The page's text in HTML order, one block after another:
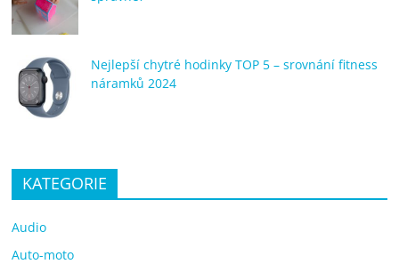
Nejlepší chytré hodinky TOP 5 – srovnání fitness
náramků 2024
KATEGORIE
Audio
Auto-moto